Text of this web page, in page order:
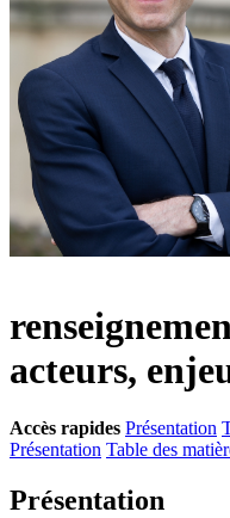
acteurs,
Accès rapides Présentation
Présentation Table des
Présentation